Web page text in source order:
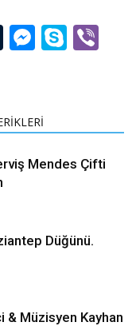
Tumblr
Mendes Çifti
Düğünü.
Müzisyen Kayhan